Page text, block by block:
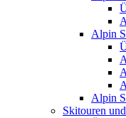
Alpin
Alpin
Skitouren